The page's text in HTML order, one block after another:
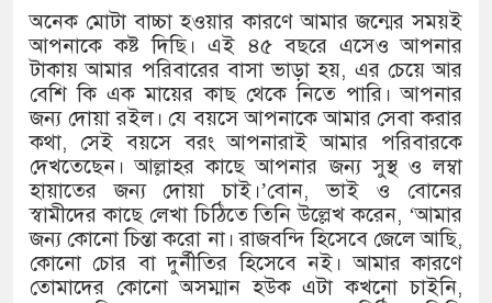
প্রধানমন্ত্রীর সঙ্গে নবনিযুক্ত
হামের উপসর্গে আরও ৬ প্রাণহানি,
অবশেষে পদত্যাগ করলেন ভারতের
জামায়াত ফেরেশতাদের দল নয়,
অনেক মোটা বাচ্চা হওয়ার কারণে আমার জন্মের সময়ই
আপনাকে কষ্ট দিছি। এই ৪৫ বছরে এসেও আপনার
টাকায় আমার পরিবারের বাসা ভাড়া হয়, এর চেয়ে আর
বেশি কি এক মায়ের কাছ থেকে নিতে পারি। আপনার
জন্য দোয়া রইল। যে বয়সে আপনাকে আমার সেবা করার
কথা, সেই বয়সে বরং আপনারাই আমার পরিবারকে
দেখতেছেন। আল্লাহর কাছে আপনার জন্য সুস্থ ও লম্বা
হায়াতের জন্য দোয়া চাই।’বোন, ভাই ও বোনের
স্বামীদের কাছে লেখা চিঠিতে তিনি উল্লেখ করেন, ‘আমার
জন্য কোনো চিন্তা করো না। রাজবন্দি হিসেবে জেলে আছি,
কোনো চোর বা দুর্নীতির হিসেবে নই। আমার কারণে
তোমাদের কোনো অসম্মান হউক এটা কখনো চাইনি,